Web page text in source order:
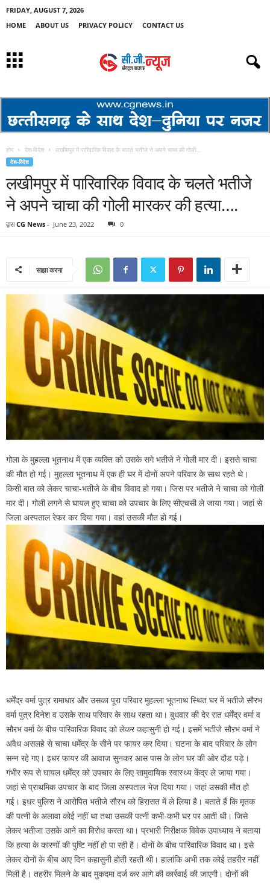
FRIDAY, AUGUST 7, 2026
HOME
ABOUT US PRIVACY POLICY CONTACT US
होम देश-विदेश लखीमपुर में पारिवारिक विवाद के चलते भतीजे ने अपने चाचा की गोली...
देश-विदेश
लखीमपुर में पारिवारिक विवाद के चलते भतीजे
ने अपने चाचा की गोली मारकर की हत्‍या….
द्वारा CG News - June 23, 2022 0
साझा करना
गोला के मुहल्ला भूतनाथ में एक व्यक्ति को उसके सगे भतीजे ने गोली मार दी। इससे चाचा
की मौत हो गई। मुहल्ला भूतनाथ में एक ही घर में दोनों अपने परिवार के साथ रहते थे।
किसी बात को लेकर चाचा-भतीजे के बीच विवाद हो गया। जिस पर भतीजे ने चाचा को गोली
मार दी। गोली लगने से घायल हुए चाचा को उपचार के लिए सीएचसी ले जाया गया। जहां से
जिला अस्पताल रेफर कर दिया गया। वहां उसकी मौत हो गई।
धर्मेंद्र वर्मा पुत्र रामाधार और उसका पूरा परिवार मुहल्ला भूतनाथ स्थित घर में भतीजे सौरभ
वर्मा पुत्र दिनेश व उसके साथ परिवार के साथ रहता था। बुधवार की देर रात धर्मेंद्र वर्मा व
सौरभ वर्मा के बीच पारिवारिक विवाद को लेकर कहासुनी हो गई। इसमें भतीजे सौरभ वर्मा ने
अवैध असलहे से चाचा धर्मेंद्र के सीने पर फायर कर दिया। घटना के बाद परिवार के लोग
सन्न रहे गए। इधर फायर की आवाज सुनकर आस पास के लोग घर की ओर दौड पड़े।
गंभीर रूप से घायल धर्मेंद्र को उपचार के लिए सामुदायिक स्‍वास्‍थ्‍य केंद्र ले जाया गया।
जहां से प्राथमिक उपचार के बाद जिला अस्पताल भेज दिया गया। जहां उसकी मौत हो
गई। इधर पुलिस ने आरोपित भतीजे सौरभ को हिरासत में ले लिया है। बताते हैं कि मृतक
की पत्नी के अलावा कोई नहीं था तथा उसकी पत्नी कभी-कभी घर पर आती थी। जिसे
लेकर भतीजा उसके आने का विरोध करता था। प्रभारी निरीक्षक विवेक उपाध्याय ने बताया
कि हत्या के कारणों की पुष्टि नहीं हो पा रही है। दोनों के बीच पारिवारिक विवाद था। इसे
लेकर दोनों के बीच आए दिन कहासुनी होती रहती थी। हालांकि अभी तक कोई तहरीर नहीं
मिली है। तहरीर मिलने के बाद मुकदमा दर्ज कर आगे की कार्रवाई की जाएगी। दोनों की